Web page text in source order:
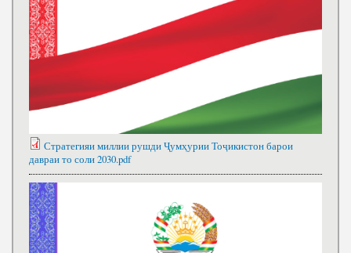
Стратегияи миллии рушди Ҷумҳурии Тоҷикистон барои
давраи то соли 2030.pdf